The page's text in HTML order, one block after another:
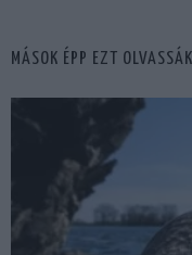
MÁSOK ÉPP EZT OLVASSÁK